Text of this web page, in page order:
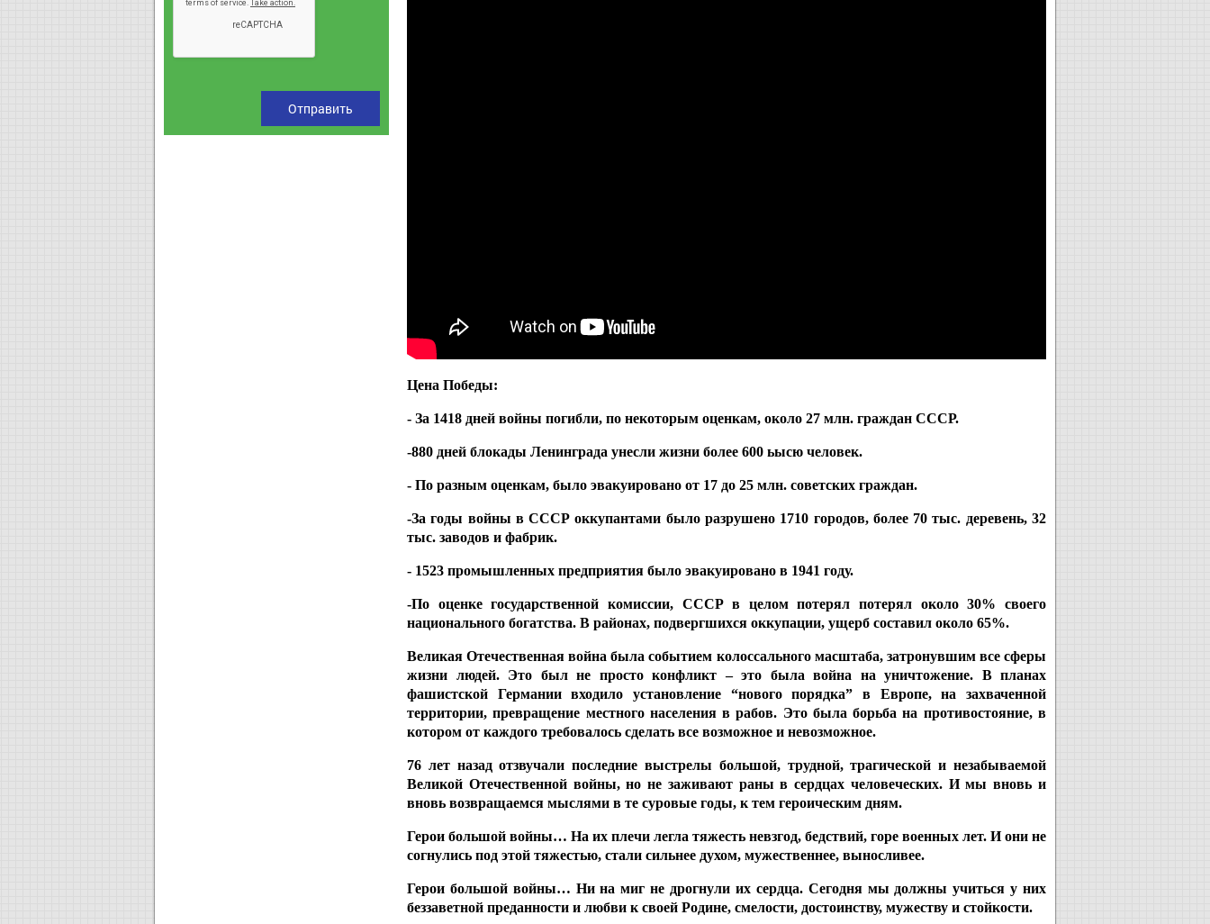
Цена Победы:
- За 1418 дней войны погибли, по некоторым оценкам, около 27 млн. граждан СССР.
-880 дней блокады Ленинграда унесли жизни более 600 ьысю человек.
- По разным оценкам, было эвакуировано от 17 до 25 млн. советских граждан.
-За годы войны в СССР оккупантами было разрушено 1710 городов, более 70 тыс. деревень, 32
тыс. заводов и фабрик.
- 1523 промышленных предприятия было эвакуировано в 1941 году.
-По оценке государственной комиссии, СССР в целом потерял потерял около 30% своего
национального богатства. В районах, подвергшихся оккупации, ущерб составил около 65%.
Великая Отечественная война была событием колоссального масштаба, затронувшим все сферы
жизни людей. Это был не просто конфликт – это была война на уничтожение. В планах
фашистской Германии входило установление “нового порядка” в Европе, на захваченной
территории, превращение местного населения в рабов. Это была борьба на противостояние, в
котором от каждого требовалось сделать все возможное и невозможное.
76 лет назад отзвучали последние выстрелы большой, трудной, трагической и незабываемой
Великой Отечественной войны, но не заживают раны в сердцах человеческих. И мы вновь и
вновь возвращаемся мыслями в те суровые годы, к тем героическим дням.
Герои большой войны… На их плечи легла тяжесть невзгод, бедствий, горе военных лет. И они не
согнулись под этой тяжестью, стали сильнее духом, мужественнее, выносливее.
Герои большой войны… Ни на миг не дрогнули их сердца. Сегодня мы должны учиться у них
беззаветной преданности и любви к своей Родине, смелости, достоинству, мужеству и стойкости.